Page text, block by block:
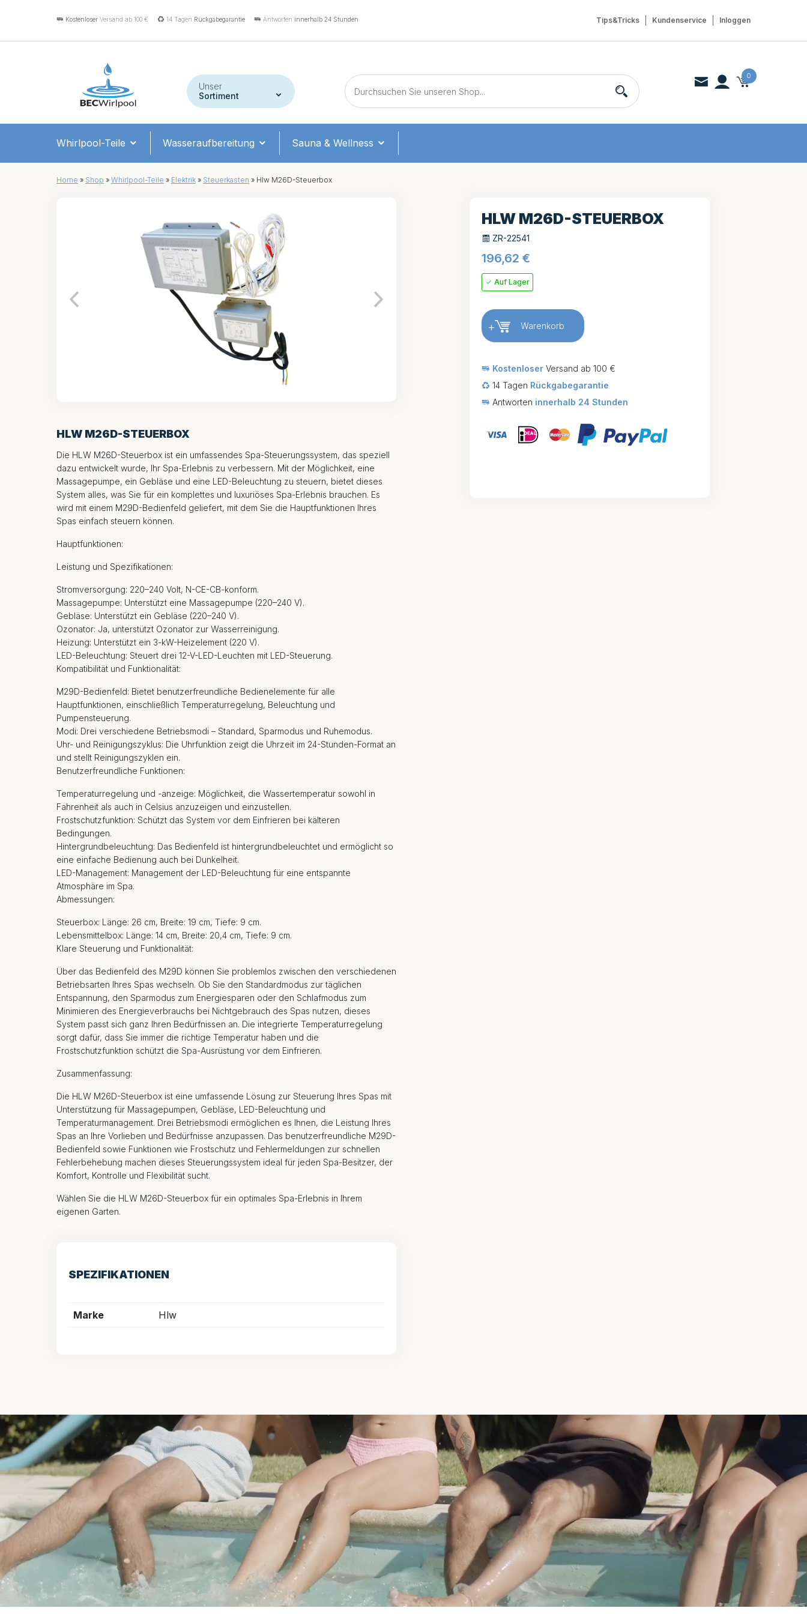
Kostenloser Versand ab 100 € 14 Tagen Rückgabegarantie Antworten innerhalb 24 Stunden Inloggen
Kundenservice
Tips&Tricks
Unser
Sortiment
0
Whirlpool-Teile Wasseraufbereitung Sauna & Wellness
Home » Shop » Whirlpool-Teile » Elektrik » Steuerkasten » Hlw M26D-Steuerbox
HLW M26D-STEUERBOX
Die HLW M26D-Steuerbox ist ein umfassendes Spa-Steuerungssystem, das speziell
dazu entwickelt wurde, Ihr Spa-Erlebnis zu verbessern. Mit der Möglichkeit, eine
Massagepumpe, ein Gebläse und eine LED-Beleuchtung zu steuern, bietet dieses
System alles, was Sie für ein komplettes und luxuriöses Spa-Erlebnis brauchen. Es
wird mit einem M29D-Bedienfeld geliefert, mit dem Sie die Hauptfunktionen Ihres
Spas einfach steuern können.
Hauptfunktionen:
Leistung und Spezifikationen:
Stromversorgung: 220–240 Volt, N-CE-CB-konform.
Massagepumpe: Unterstützt eine Massagepumpe (220–240 V).
Gebläse: Unterstützt ein Gebläse (220–240 V).
Ozonator: Ja, unterstützt Ozonator zur Wasserreinigung.
Heizung: Unterstützt ein 3-kW-Heizelement (220 V).
LED-Beleuchtung: Steuert drei 12-V-LED-Leuchten mit LED-Steuerung.
Kompatibilität und Funktionalität:
M29D-Bedienfeld: Bietet benutzerfreundliche Bedienelemente für alle
Hauptfunktionen, einschließlich Temperaturregelung, Beleuchtung und
Pumpensteuerung.
Modi: Drei verschiedene Betriebsmodi – Standard, Sparmodus und Ruhemodus.
Uhr- und Reinigungszyklus: Die Uhrfunktion zeigt die Uhrzeit im 24-Stunden-Format an
und stellt Reinigungszyklen ein.
Benutzerfreundliche Funktionen:
Temperaturregelung und -anzeige: Möglichkeit, die Wassertemperatur sowohl in
Fahrenheit als auch in Celsius anzuzeigen und einzustellen.
Frostschutzfunktion: Schützt das System vor dem Einfrieren bei kälteren
Bedingungen.
Hintergrundbeleuchtung: Das Bedienfeld ist hintergrundbeleuchtet und ermöglicht so
eine einfache Bedienung auch bei Dunkelheit.
LED-Management: Management der LED-Beleuchtung für eine entspannte
Atmosphäre im Spa.
Abmessungen:
Steuerbox: Länge: 26 cm, Breite: 19 cm, Tiefe: 9 cm.
Lebensmittelbox: Länge: 14 cm, Breite: 20,4 cm, Tiefe: 9 cm.
Klare Steuerung und Funktionalität:
Über das Bedienfeld des M29D können Sie problemlos zwischen den verschiedenen
Betriebsarten Ihres Spas wechseln. Ob Sie den Standardmodus zur täglichen
Entspannung, den Sparmodus zum Energiesparen oder den Schlafmodus zum
Minimieren des Energieverbrauchs bei Nichtgebrauch des Spas nutzen, dieses
System passt sich ganz Ihren Bedürfnissen an. Die integrierte Temperaturregelung
sorgt dafür, dass Sie immer die richtige Temperatur haben und die
Frostschutzfunktion schützt die Spa-Ausrüstung vor dem Einfrieren.
Zusammenfassung:
Die HLW M26D-Steuerbox ist eine umfassende Lösung zur Steuerung Ihres Spas mit
Unterstützung für Massagepumpen, Gebläse, LED-Beleuchtung und
Temperaturmanagement. Drei Betriebsmodi ermöglichen es Ihnen, die Leistung Ihres
Spas an Ihre Vorlieben und Bedürfnisse anzupassen. Das benutzerfreundliche M29D-
Bedienfeld sowie Funktionen wie Frostschutz und Fehlermeldungen zur schnellen
Fehlerbehebung machen dieses Steuerungssystem ideal für jeden Spa-Besitzer, der
Komfort, Kontrolle und Flexibilität sucht.
Wählen Sie die HLW M26D-Steuerbox für ein optimales Spa-Erlebnis in Ihrem
eigenen Garten.
SPEZIFIKATIONEN
Marke Hlw
HLW M26D-STEUERBOX
ZR-22541
196,62€
Auf Lager
+ Warenkorb
Kostenloser Versand ab 100 €
14 Tagen Rückgabegarantie
Antworten innerhalb 24 Stunden